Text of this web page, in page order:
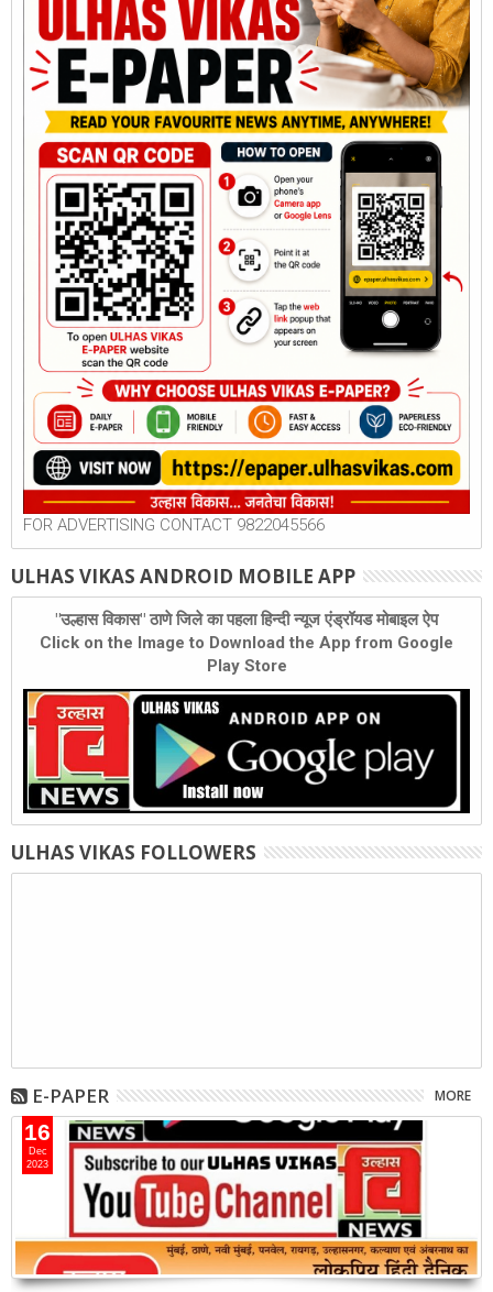
FOR ADVERTISING CONTACT 9822045566
ULHAS VIKAS ANDROID MOBILE APP
"उल्हास विकास" ठाणे जिले का पहला हिन्दी न्यूज एंड्रॉयड मोबाइल ऐप
Click on the Image to Download the App from Google
Play Store
ULHAS VIKAS FOLLOWERS
E-PAPER MORE
16
Dec
2023